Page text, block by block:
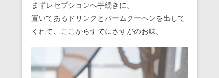
まずレセプションへ手続きに。
置いてあるドリンクとバームクーヘンを出して
くれて、ここからすでにさすがのお味。